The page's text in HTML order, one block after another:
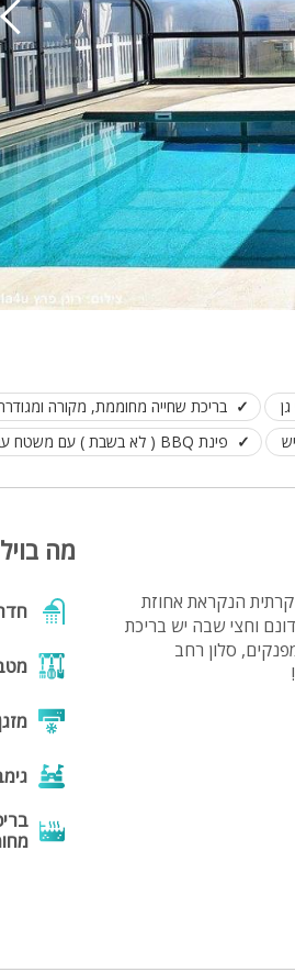
Xbox
ארוחת בוקר
שולחן פוקר
מקרן
גישה לנכים
קבוצות גדולות
מטבח
משפחות
wifi
hot
נוף
בריכת שחייה מחוממת, מקורה
פינת BBQ ( לא בשבת ) עם משטח עבודה
הנקראת אחוזת
יחד עם חצר בשטח של דונם וחצי שבה יש בריכת
הוילה מונה בתוכה כ-4 חדרי שינה מפנקים, סלון רחב
מה